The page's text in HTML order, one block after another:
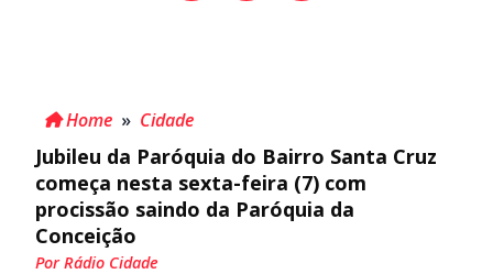
Home » Cidade
Jubileu da Paróquia do Bairro Santa Cruz
começa nesta sexta-feira (7) com
procissão saindo da Paróquia da
Conceição
Por Rádio Cidade